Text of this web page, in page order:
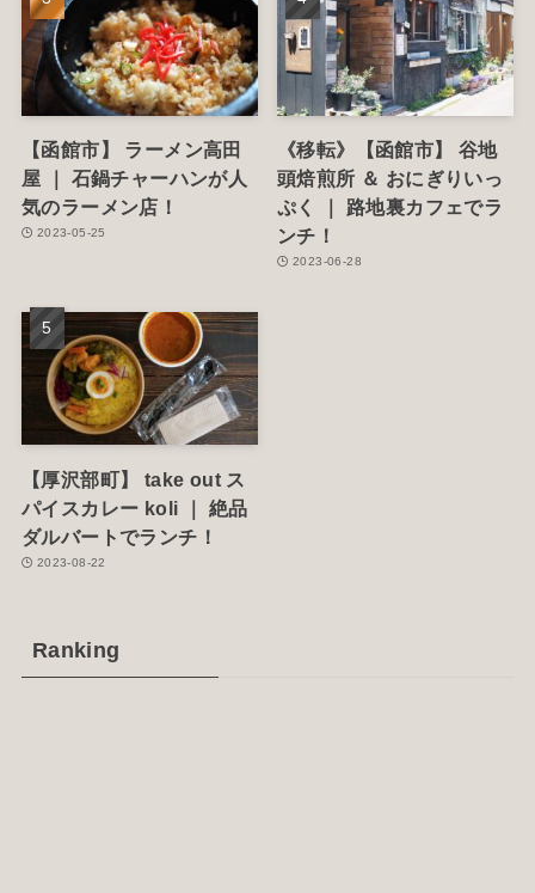
【函館市】 ラーメン高田
屋 ｜ 石鍋チャーハンが人
気のラーメン店！
2023-05-25
《移転》【函館市】 谷地
頭焙煎所 ＆ おにぎりいっ
ぷく ｜ 路地裏カフェでラ
ンチ！
2023-06-28
【厚沢部町】 take out ス
パイスカレー koli ｜ 絶品
ダルバートでランチ！
2023-08-22
Ranking